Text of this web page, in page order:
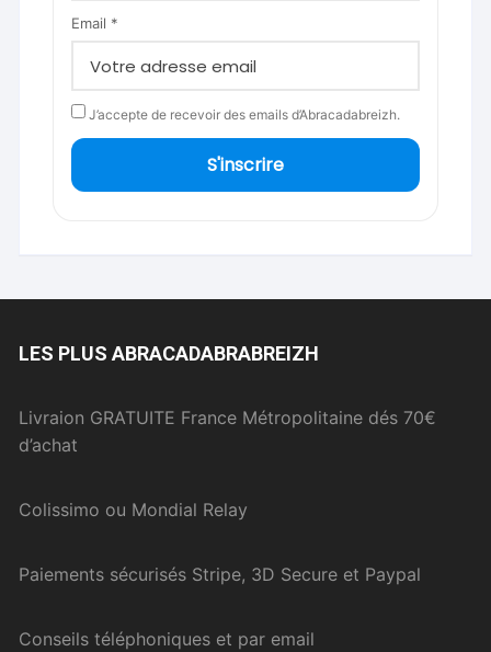
Email *
J’accepte de recevoir des emails d’Abracadabreizh.
S'inscrire
LES PLUS ABRACADABRABREIZH
Livraion GRATUITE France Métropolitaine dés 70€
d’achat
Colissimo ou Mondial Relay
Paiements sécurisés Stripe, 3D Secure et Paypal
Conseils téléphoniques et par email